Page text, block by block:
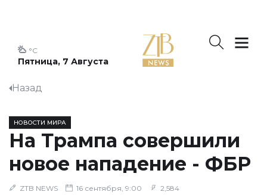
Пятница, 7 Августа
°C
Назад
НОВОСТИ МИРА
На Трампа совершили
новое нападение - ФБР
ZTB NEWS 16 сентября, 9:00 2,584